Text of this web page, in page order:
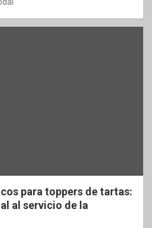
para toppers de tartas:
al servicio de la